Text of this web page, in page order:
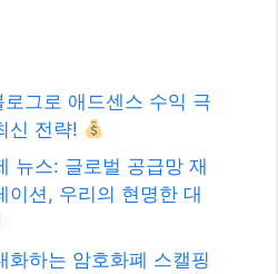
그로 애드센스 수익 극
신 전략!
뉴스: 글로벌 공급망 재
이션, 우리의 현명한 대
화하는 암호화폐 스캘핑